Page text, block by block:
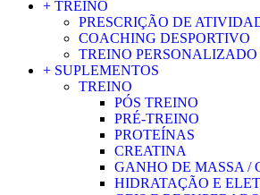
+ TREINO
PRESCRIÇÃO DE
COACHING DESPORTIVO
TREINO PERSONALIZADO
+ SUPLEMENTOS
TREINO
PÓS TREINO
PRÉ-TREINO
PROTEÍNAS
CREATINA
GANHO DE MASSA /
HIDRATAÇÃO E